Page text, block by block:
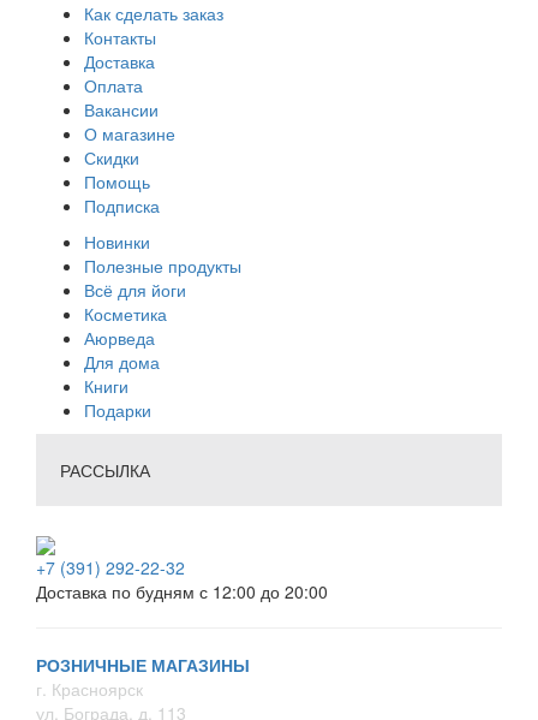
Как сделать заказ
Контакты
Доставка
Оплата
Вакансии
О магазине
Скидки
Помощь
Подписка
Новинки
Полезные продукты
Всё для йоги
Косметика
Аюрведа
Для дома
Книги
Подарки
РАССЫЛКА
+7 (391) 292-22-32
Доставка по будням с 12:00 до 20:00
РОЗНИЧНЫЕ МАГАЗИНЫ
г. Красноярск
ул. Бограда, д. 113